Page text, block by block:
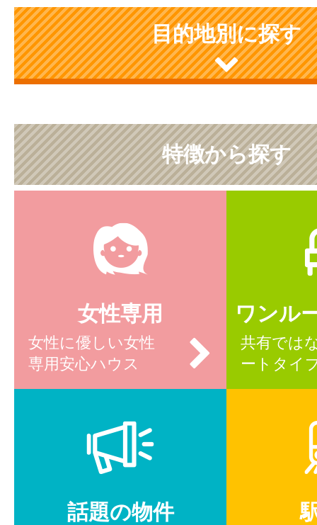
目的地別に探す
特徴から探す
女性専用
女性に優しい女性
専用安心ハウス
ワンル
共有では
ートタイ
話題の物件